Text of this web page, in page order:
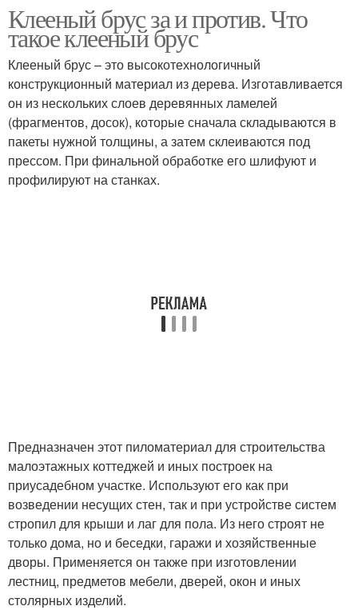
Клееный брус за и против. Что
такое клееный брус
Клееный брус – это высокотехнологичный
конструкционный материал из дерева. Изготавливается
он из нескольких слоев деревянных ламелей
(фрагментов, досок), которые сначала складываются в
пакеты нужной толщины, а затем склеиваются под
прессом. При финальной обработке его шлифуют и
профилируют на станках.
Предназначен этот пиломатериал для строительства
малоэтажных коттеджей и иных построек на
приусадебном участке. Используют его как при
возведении несущих стен, так и при устройстве систем
стропил для крыши и лаг для пола. Из него строят не
только дома, но и беседки, гаражи и хозяйственные
дворы. Применяется он также при изготовлении
лестниц, предметов мебели, дверей, окон и иных
столярных изделий.